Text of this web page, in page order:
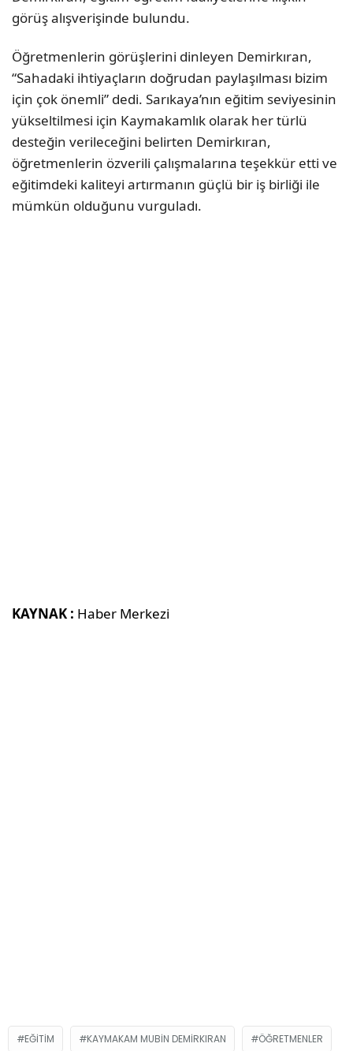
görüş alışverişinde bulundu.
Öğretmenlerin görüşlerini dinleyen Demirkıran,
“Sahadaki ihtiyaçların doğrudan paylaşılması bizim
için çok önemli” dedi. Sarıkaya’nın eğitim seviyesinin
yükseltilmesi için Kaymakamlık olarak her türlü
desteğin verileceğini belirten Demirkıran,
öğretmenlerin özverili çalışmalarına teşekkür etti ve
eğitimdeki kaliteyi artırmanın güçlü bir iş birliği ile
mümkün olduğunu vurguladı.
KAYNAK : Haber Merkezi
EĞITIM KAYMAKAM MUBIN DEMIRKIRAN ÖĞRETMENLER